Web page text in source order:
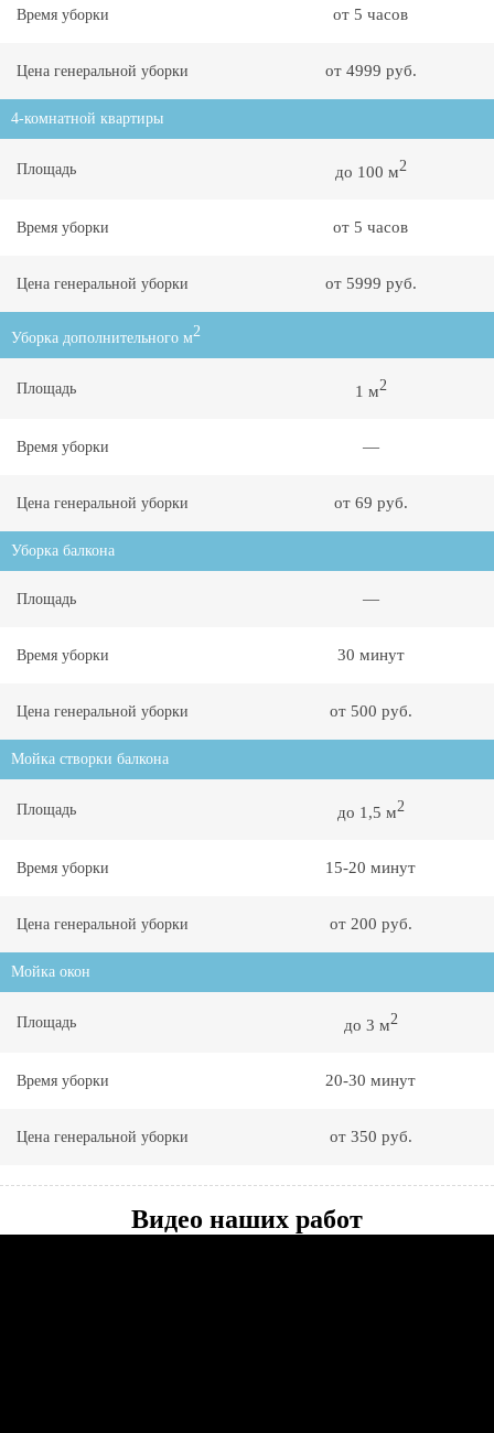
Время уборки от 5 часов
Цена генеральной уборки от 4999 руб.
4-комнатной квартиры
Площадь до 100 м2
Время уборки от 5 часов
Цена генеральной уборки от 5999 руб.
Уборка дополнительного м2
Площадь 1 м2
Время уборки —
Цена генеральной уборки от 69 руб.
Уборка балкона
Площадь —
Время уборки 30 минут
Цена генеральной уборки от 500 руб.
Мойка створки балкона
Площадь до 1,5 м2
Время уборки 15-20 минут
Цена генеральной уборки от 200 руб.
Мойка окон
Площадь до 3 м2
Время уборки 20-30 минут
Цена генеральной уборки от 350 руб.
Видео наших работ